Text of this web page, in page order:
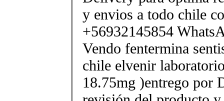
y envios a todo chile
+56932145854
Vendo fentermina
chile elvenir
18.75mg )entrego por